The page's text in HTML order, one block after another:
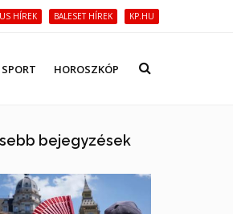
HÍREK BALESET HÍREK KP.HU
SPORT HOROSZKÓP
bejegyzések